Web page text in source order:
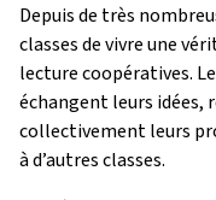
Depuis de très
classes de vivre une
lecture coopératives.
échangent leurs
collectivement leurs
à d’autres classes.